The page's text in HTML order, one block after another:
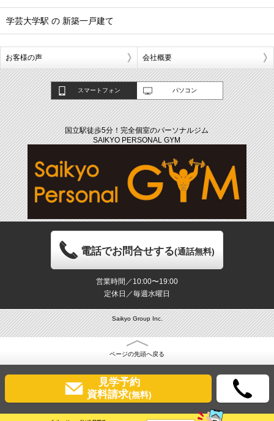
学芸大学駅 の 新築一戸建て
お客様の声 会社概要
スマートフォン パソコン
国立駅徒歩5分！完全個室のパーソナルジム
SAIKYO PERSONAL GYM
電話でお問合せする(通話無料)
営業時間／10:00〜19:00
定休日／毎週水曜日
Saikyo Group Inc.
ページの先頭へ戻る
見学予約
資料請求(無料)